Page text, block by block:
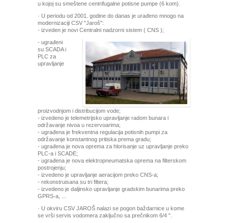
u kojoj su smeštene centrifugalne potisne pumpe (6 kom).
· U periodu od 2001. godine do danas je urađeno mnogo na
modernizaciji CSV "Jaroš":
- izveden je novi Centralni nadzorni sistem ( CNS );
- ugrađeni
su SCADA i
PLC za
upravljanje
proizvodnjom i distribucijom vode;
- izvedeno je telemetrijsko upravljanje radom bunara i
održavanje nivoa u rezervoarima;
- ugrađena je frekventna regulacija potisnih pumpi za
održavanje konstantnog pritiska prema gradu;
- ugrađena je nova oprema za hlorisanje uz upravljanje preko
PLC-a i SCADE;
- ugrađena je nova elektropneumatska oprema na filterskom
postrojenju;
- izvedeno je upravljanje aeracijom preko CNS-a;
- rekonstruisana su tri filtera;
- izvedeno je daljinsko upravljanje gradskim bunarima preko
GPRS-a, ...
· U okviru CSV JAROŠ nalazi se pogon baždarnice u kome
se vrši servis vodomera zaključno sa prečnikom 6/4 ".